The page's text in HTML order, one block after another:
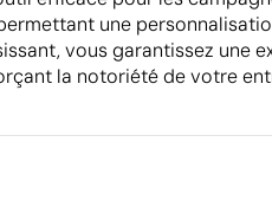
une
vous garantissez une
la notoriété de votre